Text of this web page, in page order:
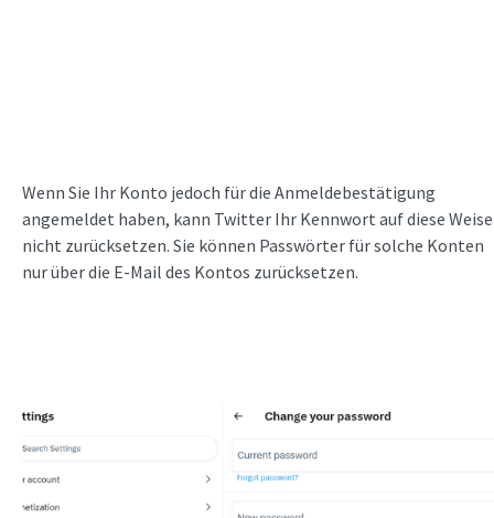
Wenn Sie Ihr Konto jedoch für die Anmeldebestätigung
angemeldet haben, kann Twitter Ihr Kennwort auf diese Weise
nicht zurücksetzen. Sie können Passwörter für solche Konten
nur über die E-Mail des Kontos zurücksetzen.